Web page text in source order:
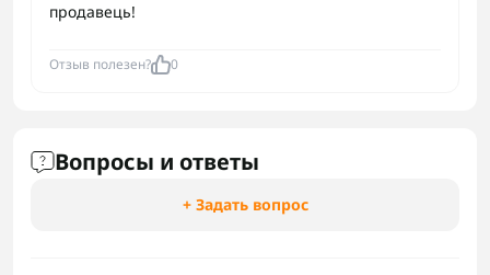
продавець!
Отзыв полезен? 0
Вопросы и ответы
+ Задать вопрос